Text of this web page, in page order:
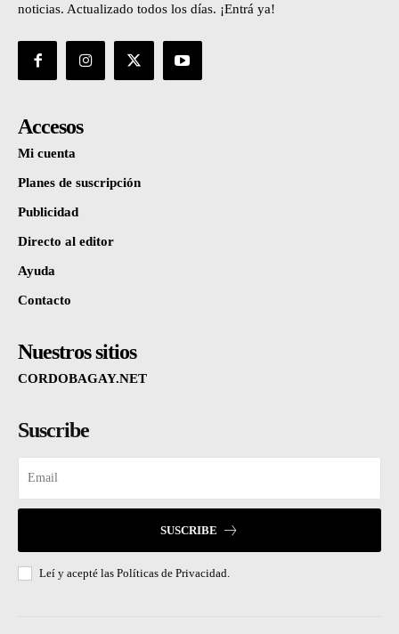
noticias. Actualizado todos los días. ¡Entrá ya!
Accesos
Mi cuenta
Planes de suscripción
Publicidad
Directo al editor
Ayuda
Contacto
Nuestros sitios
CORDOBAGAY.NET
Suscribe
SUSCRIBE
Leí y acepté las Políticas de Privacidad.